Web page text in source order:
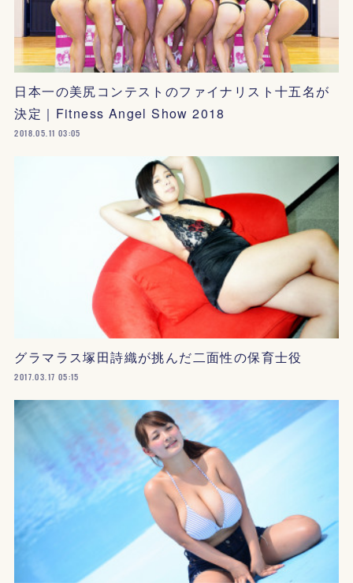
日本一の美尻コンテストのファイナリスト十五名が
決定｜Fitness Angel Show 2018
2018.05.11 03:05
グラマラス塚田詩織が挑んだ二面性の保育士役
2017.03.17 05:15